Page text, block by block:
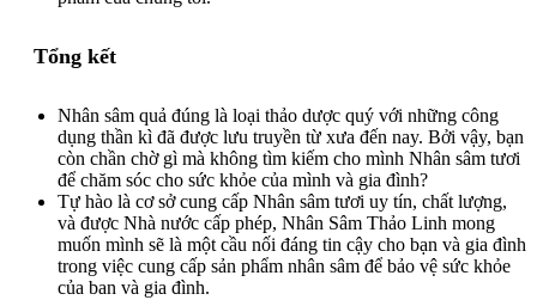
Tổng kết
Nhân sâm quả đúng là loại thảo dược quý với những công
dụng thần kì đã được lưu truyền từ xưa đến nay. Bởi vậy, bạn
còn chần chờ gì mà không tìm kiếm cho mình Nhân sâm tươi
để chăm sóc cho sức khỏe của mình và gia đình?
Tự hào là cơ sở cung cấp Nhân sâm tươi uy tín, chất lượng,
và được Nhà nước cấp phép, Nhân Sâm Thảo Linh mong
muốn mình sẽ là một cầu nối đáng tin cậy cho bạn và gia đình
trong việc cung cấp sản phẩm nhân sâm để bảo vệ sức khỏe
của ban và gia đình.